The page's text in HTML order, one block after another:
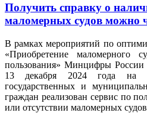
Получить справку о
маломерных судов можно
В рамках мероприятий по
«Приобретение маломерного
пользования» Минцифры
13 декабря 2024 года на
государственных и
граждан реализован сервис по
или отсутствии маломерных судов